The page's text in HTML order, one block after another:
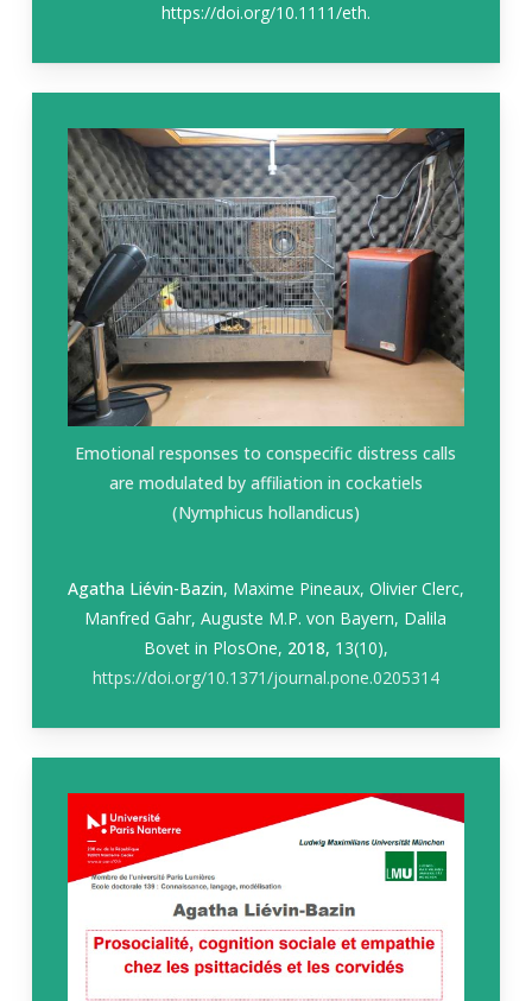
https://doi.org/10.1111/eth.
Emotional responses to conspecific distress calls
are modulated by affiliation in cockatiels
(Nymphicus hollandicus)
Agatha Liévin-Bazin, Maxime Pineaux, Olivier Clerc,
Manfred Gahr, Auguste M.P. von Bayern, Dalila
Bovet in PlosOne, 2018, 13(10),
https://doi.org/10.1371/journal.pone.0205314